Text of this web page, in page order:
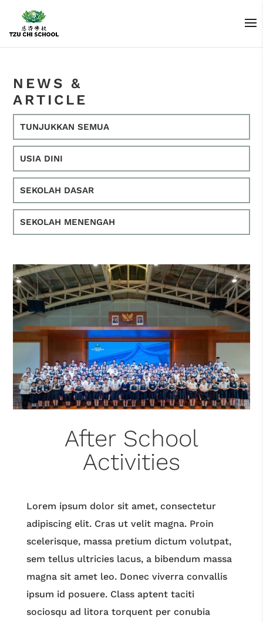
NEWS &
ARTICLE
TUNJUKKAN SEMUA
USIA DINI
SEKOLAH DASAR
SEKOLAH MENENGAH
After School
Activities
Lorem ipsum dolor sit amet, consectetur
adipiscing elit. Cras ut velit magna. Proin
scelerisque, massa pretium dictum volutpat,
sem tellus ultricies lacus, a bibendum massa
magna sit amet leo. Donec viverra convallis
ipsum id posuere. Class aptent taciti
sociosqu ad litora torquent per conubia